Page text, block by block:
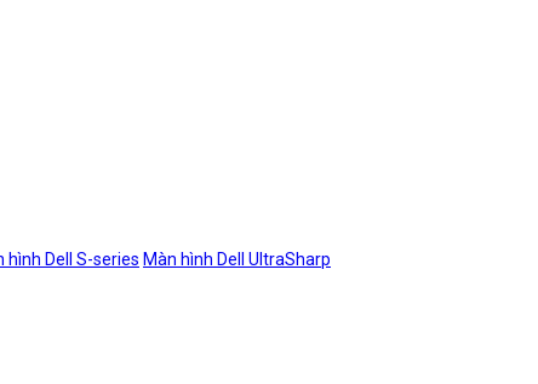
hình Dell S-series Màn hình Dell UltraSharp